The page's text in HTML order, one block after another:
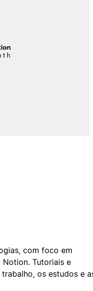
com foco em
Notion. Tutoriais e
os estudos e